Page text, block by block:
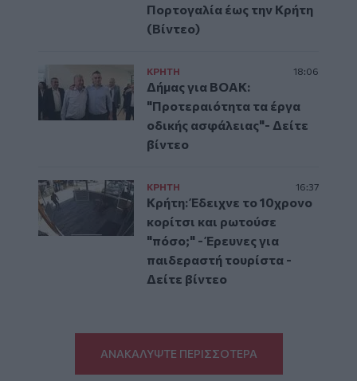
Πορτογαλία έως την Κρήτη
(Βίντεο)
ΚΡΗΤΗ 18:06
Δήμας για ΒΟΑΚ:
"Προτεραιότητα τα έργα
οδικής ασφάλειας"- Δείτε
βίντεο
ΚΡΗΤΗ 16:37
Κρήτη: Έδειχνε το 10χρονο
κορίτσι και ρωτούσε
"πόσο;" - Έρευνες για
παιδεραστή τουρίστα -
Δείτε βίντεο
ΑΝΑΚΑΛΥΨΤΕ ΠΕΡΙΣΣΟΤΕΡΑ